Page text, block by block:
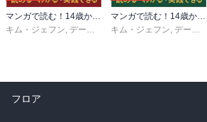
キム・ジェフン デール・カーネギー・東京・トレーニング
キム・ジェフン デール・カーネギー・東京・トレーニング
フロア